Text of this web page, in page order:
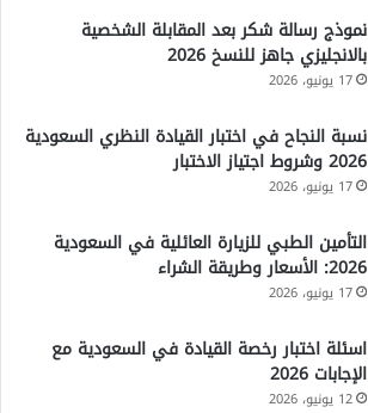
نموذج رسالة شكر بعد المقابلة الشخصية
بالانجليزي جاهز للنسخ 2026
17 يونيو، 2026
نسبة النجاح في اختبار القيادة النظري السعودية
2026 وشروط اجتياز الاختبار
17 يونيو، 2026
التأمين الطبي للزيارة العائلية في السعودية
2026: الأسعار وطريقة الشراء
17 يونيو، 2026
اسئلة اختبار رخصة القيادة في السعودية مع
الإجابات 2026
12 يونيو، 2026